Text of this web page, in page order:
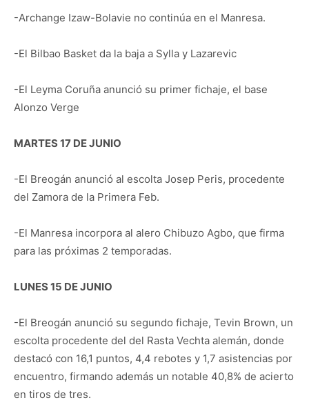
-Archange Izaw-Bolavie no continúa en el Manresa.
-El Bilbao Basket da la baja a Sylla y Lazarevic
-El Leyma Coruña anunció su primer fichaje, el base
Alonzo Verge
MARTES 17 DE JUNIO
-El Breogán anunció al escolta Josep Peris, procedente
del Zamora de la Primera Feb.
-El Manresa incorpora al alero Chibuzo Agbo, que firma
para las próximas 2 temporadas.
LUNES 15 DE JUNIO
-El Breogán anunció su segundo fichaje, Tevin Brown, un
escolta procedente del del Rasta Vechta alemán, donde
destacó con 16,1 puntos, 4,4 rebotes y 1,7 asistencias por
encuentro, firmando además un notable 40,8% de acierto
en tiros de tres.